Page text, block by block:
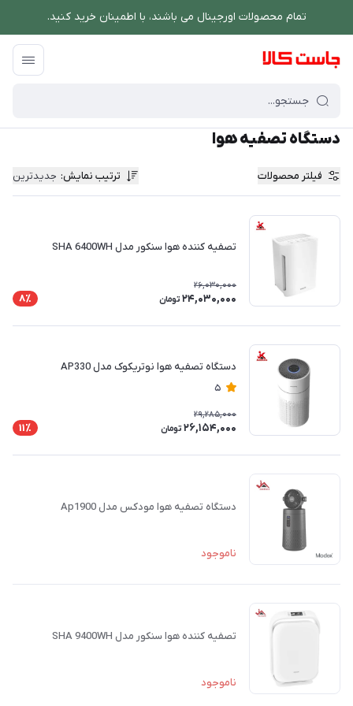
تمام محصولات اورجینال می باشند، با اطمینان خرید کنید.
فروشگاه اینترنتی جاست کالا
دستگاه تصفیه هوا
فیلتر محصولات ترتیب نمایش: جدیدترین
تصفیه کننده هوا سنکور مدل SHA 6400WH
26,030,000
24,030,000 تومان 8٪
دستگاه تصفیه هوا نوتریکوک مدل AP330
5
29,285,000
26,154,000 تومان 11٪
دستگاه تصفیه هوا مودکس مدل Ap1900
ناموجود
تصفیه کننده هوا سنکور مدل SHA 9400WH
ناموجود